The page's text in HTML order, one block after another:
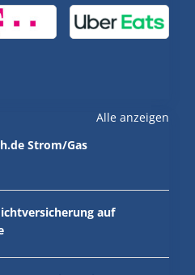
Alle anzeigen
Strom/Gas
auf